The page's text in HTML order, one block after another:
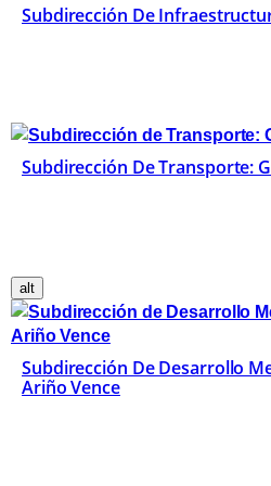
Subdirección De
Subdirección De Transporte:
alt
Subdirección De Desarrollo
Ariño Vence